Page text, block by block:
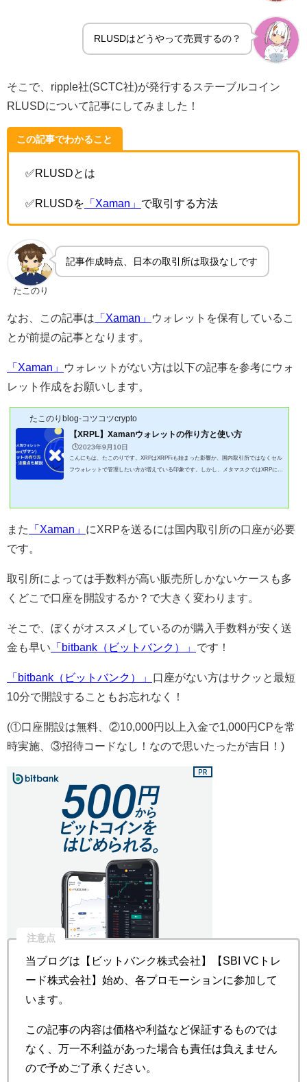
RLUSDはどうやって売買するの？
そこで、ripple社(SCTC社)が発行するステーブルコイン
RLUSDについて記事にしてみました！
この記事でわかること
✅RLUSDとは
✅RLUSDを 「Xaman」 で取引する方法
たこのり
記事作成時点、日本の取引所は取扱なしです
なお、この記事は 「Xaman」
ウォレットを保有しているこ
とが前提の記事となります。
「Xaman」
ウォレットがない方は以下の記事を参考にウォ
レット作成をお願いします。
たこのりblog-コツコツcrypto
【XRPL】Xamanウォレットの作り方と使い方
🕒️2023年9月10日
こんにちは、たこのりです。XRPはXRPFiも始まった影響か、国内取引所ではなくセル
フウォレットで管理したい方が増えている印象です。しかし、メタマスクではXRPに基
ついて図解も交えて記事にしてみました！この...
また 「Xaman」 にXRPを送るには国内取引所の口座が必要
です。
取引所によっては手数料が高い販売所しかないケースも多
くどこで口座を開設するか？で大きく変わります。
そこで、ぼくがオススメしているのが購入手数料が安く送
金も早い 「bitbank（ビットバンク）」 です！
「bitbank（ビットバンク）」
口座がない方はサクッと最短
10分で開設することもお忘れなく！
(①口座開設は無料、②10,000円以上入金で1,000円CPを常
時実施、③招待コードなし！なので思いたったが吉日！)
注意点
当ブログは【ビットバンク株式会社】【SBI VCトレ
ード株式会社】始め、各プロモーションに参加して
います。
この記事の内容は価格や利益など保証するものでは
なく、万一不利益があった場合も責任は負えません
ので予めご了承ください。